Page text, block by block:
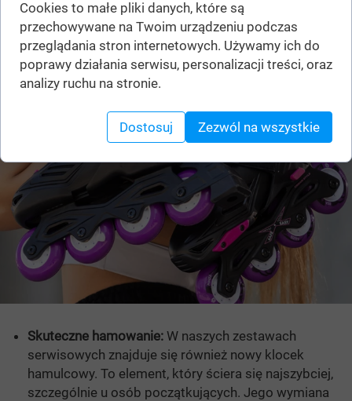
Skuteczne hamowanie: W naszych zestawach
serwisowych znajduje się również nowy klocek
hamulcowy. To element, który ściera się najszybciej,
szczególnie u osób początkujących. Jego wymiana
Cookies to małe pliki danych, które są
przechowywane na Twoim urządzeniu podczas
przeglądania stron internetowych. Używamy ich do
poprawy działania serwisu, personalizacji treści, oraz
analizy ruchu na stronie.
Dostosuj Zezwól na wszystkie